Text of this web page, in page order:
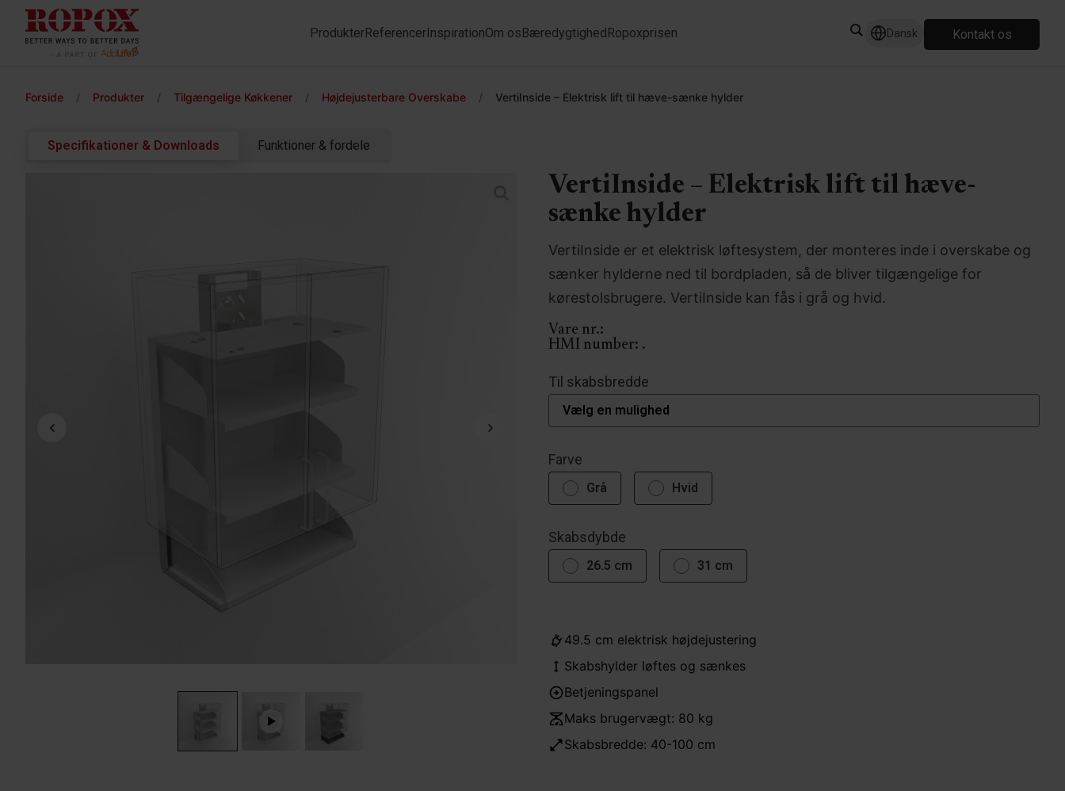
ProdukterReferencerInspirationOm osBæredygtighedRopoxprisen Dansk Kontakt os
Forside / Produkter / Tilgængelige Køkkener / Højdejusterbare Overskabe / VertiInside – Elektrisk lift til hæve-sænke hylder
Specifikationer & Downloads Funktioner & fordele
VertiInside – Elektrisk lift til hæve-
sænke hylder
VertiInside er et elektrisk løftesystem, der monteres inde i overskabe og
sænker hylderne ned til bordpladen, så de bliver tilgængelige for
kørestolsbrugere. VertiInside kan fås i grå og hvid.
Vare nr.:
HMI number: .
Til skabsbredde
Farve
Grå Hvid
Skabsdybde
26.5 cm 31 cm
49.5 cm elektrisk højdejustering
Skabshylder løftes og sænkes
Betjeningspanel
Maks brugervægt: 80 kg
Skabsbredde: 40-100 cm